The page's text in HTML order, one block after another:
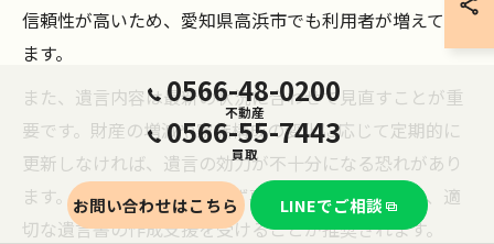
信頼性が高いため、愛知県高浜市でも利用者が増えてい
ます。
また、遺言内容は最新の状況に合わせて見直すことが重
要です。財産の増減や家族構成の変化に応じて定期的に
更新しなければ、遺言の効力が不十分になる恐れがあり
ます。進め方としては、まず専門家への相談を行い、適
切な遺言書の作成支援を受けることが推奨されます。
0566-48-0200
不動産
0566-55-7443
買取
お問い合わせはこちら LINEでご相談